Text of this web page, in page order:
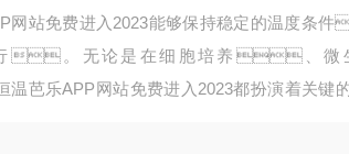
网站免费进入2023能够保持稳定的温度条
。无论是在细胞培养、微
芭乐APP网站免费进入2023都扮演着关